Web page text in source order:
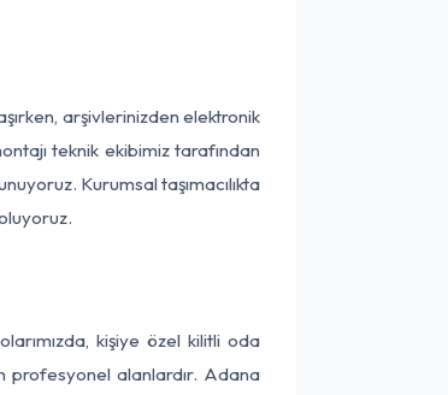
arşivlerinizden elektronik
teknik ekibimiz tarafından
Kurumsal taşımacılıkta
kişiye özel kilitli oda
profesyonel alanlardır. Adana